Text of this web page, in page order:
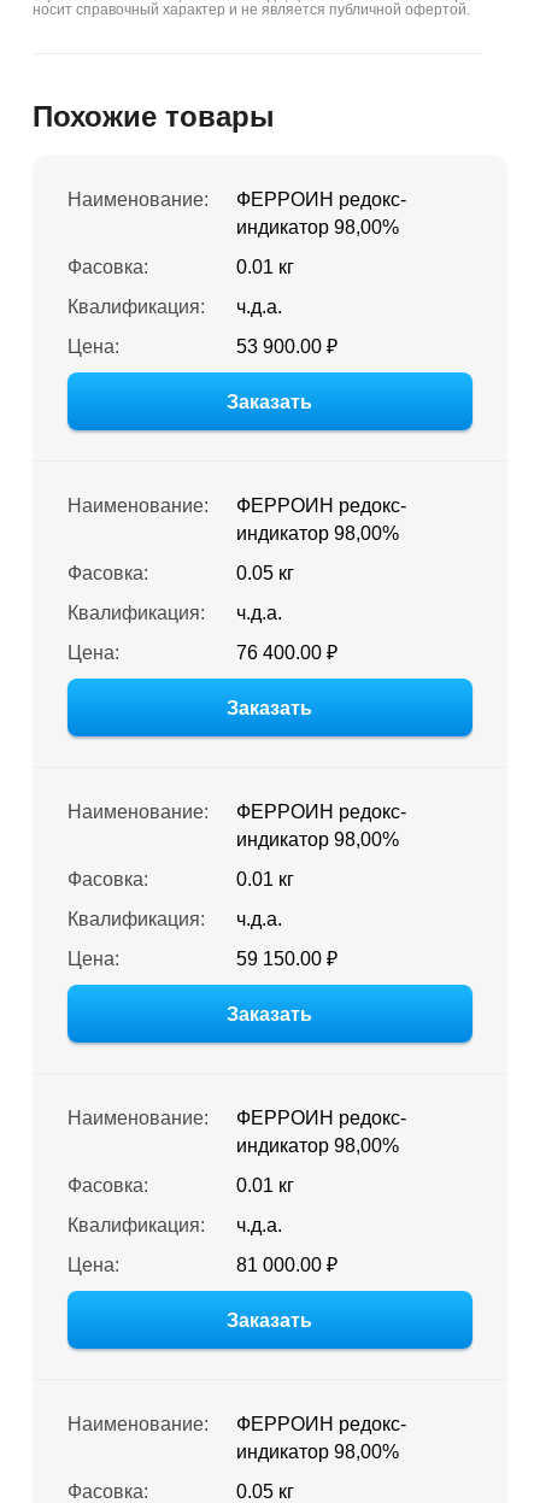
носит справочный характер и не является публичной офертой.
Похожие товары
Наименование:
ФЕРРОИН редокс-
индикатор 98,00%
Фасовка:
0.01 кг
Квалификация:
ч.д.а.
Цена:
53 900.00 ₽
Заказать
Наименование:
ФЕРРОИН редокс-
индикатор 98,00%
Фасовка:
0.05 кг
Квалификация:
ч.д.а.
Цена:
76 400.00 ₽
Заказать
Наименование:
ФЕРРОИН редокс-
индикатор 98,00%
Фасовка:
0.01 кг
Квалификация:
ч.д.а.
Цена:
59 150.00 ₽
Заказать
Наименование:
ФЕРРОИН редокс-
индикатор 98,00%
Фасовка:
0.01 кг
Квалификация:
ч.д.а.
Цена:
81 000.00 ₽
Заказать
Наименование:
ФЕРРОИН редокс-
индикатор 98,00%
Фасовка:
0.05 кг